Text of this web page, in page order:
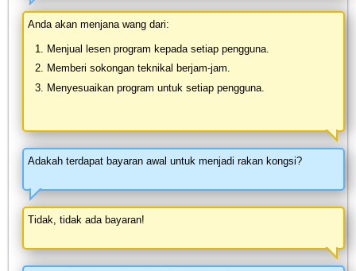
Anda akan menjana wang dari:
Menjual lesen program kepada setiap pengguna.
Memberi sokongan teknikal berjam-jam.
Menyesuaikan program untuk setiap pengguna.
Adakah terdapat bayaran awal untuk menjadi rakan kongsi?
Tidak, tidak ada bayaran!